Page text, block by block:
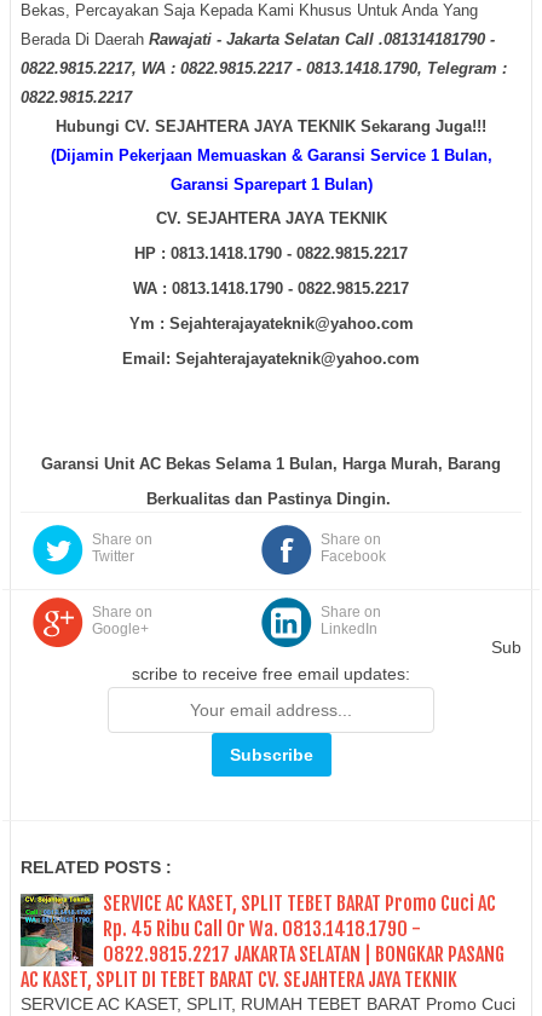
Bekas, Percayakan Saja Kepada Kami Khusus Untuk Anda Yang
Berada Di Daerah Rawajati - Jakarta Selatan Call .081314181790 -
0822.9815.2217, WA : 0822.9815.2217 - 0813.1418.1790, Telegram :
0822.9815.2217
Hubungi CV. SEJAHTERA JAYA TEKNIK Sekarang Juga!!!
(Dijamin Pekerjaan Memuaskan & Garansi Service 1 Bulan,
Garansi Sparepart 1 Bulan)
CV. SEJAHTERA JAYA TEKNIK
HP : 0813.1418.1790 - 0822.9815.2217
WA : 0813.1418.1790 - 0822.9815.2217
Ym : Sejahterajayateknik@yahoo.com
Email: Sejahterajayateknik@yahoo.com
Garansi Unit AC Bekas Selama 1 Bulan, Harga Murah, Barang
Berkualitas dan Pastinya Dingin.
Share on
Facebook
Share on
Twitter
Share on
Google+
Share on
LinkedIn
Sub
scribe to receive free email updates:
RELATED POSTS :
SERVICE AC KASET, SPLIT TEBET BARAT Promo Cuci AC
Rp. 45 Ribu Call Or Wa. 0813.1418.1790 -
0822.9815.2217 JAKARTA SELATAN | BONGKAR PASANG
AC KASET, SPLIT DI TEBET BARAT CV. SEJAHTERA JAYA TEKNIK
SERVICE AC KASET, SPLIT, RUMAH TEBET BARAT Promo Cuci